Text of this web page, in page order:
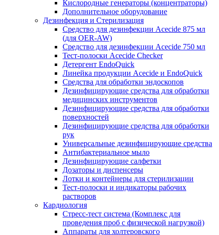
Кислородные генераторы (концентраторы)
Дополнительное оборудование
Дезинфекция и Стерилизация
Средство для дезинфекции Acecide 875 мл
(для OER-AW)
Средство для дезинфекции Acecide 750 мл
Тест-полоски Acecide Checker
Детергент EndoQuick
Линейка продукции Acecide и EndoQuick
Средства для обработки эндоскопов
Дезинфицирующие средства для обработки
медицинских инструментов
Дезинфицирующие средства для обработки
поверхностей
Дезинфицирующие средства для обработки
рук
Универсальные дезинфицирующие средства
Антибактериальное мыло
Дезинфицирующие салфетки
Дозаторы и диспенсеры
Лотки и контейнеры для стерилизации
Тест-полоски и индикаторы рабочих
растворов
Кардиология
Стресс-тест система (Комплекс для
проведения проб с физической нагрузкой)
Аппараты для холтеровского